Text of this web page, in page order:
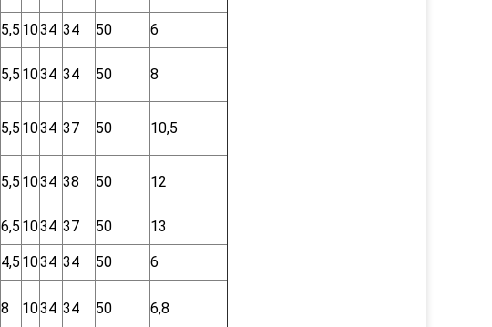
5,5 1034 34 50 6
5,5 1034 34 50 8
5,5 1034 37 50 10,5
5,5 1034 38 50 12
6,5 1034 37 50
13
4,5 1034 34 50 6
8 1034 34 50 6,8